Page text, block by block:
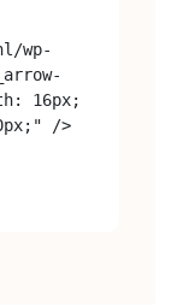
wp-
16px;
/>